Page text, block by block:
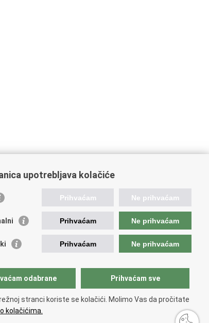
i investicijski fondovi
Europske komisije u Hrvatskoj
upotrebljava kolačiće
Prihvaćam Ne prihvaćam
Prihvaćam Ne prihvaćam
Prihvaćam Ne prihvaćam
odabrane Prihvaćam sve
stranci koriste se kolačići. Molimo Vas da pročitate
kolačićima.